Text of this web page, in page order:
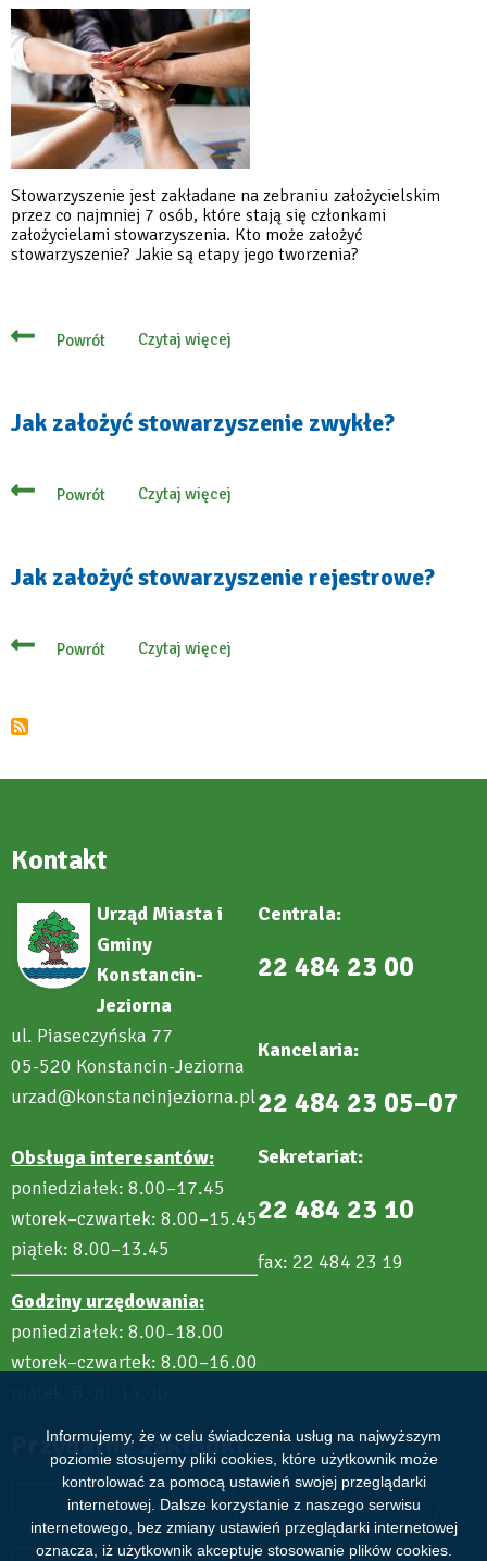
Informujemy, że w celu świadczenia usług na najwyższym
poziomie stosujemy pliki cookies, które użytkownik może
kontrolować za pomocą ustawień swojej przeglądarki
internetowej. Dalsze korzystanie z naszego serwisu
internetowego, bez zmiany ustawień przeglądarki internetowej
oznacza, iż użytkownik akceptuje stosowanie plików cookies.
Stowarzyszenie jest zakładane na zebraniu założycielskim
przez co najmniej 7 osób, które stają się członkami
założycielami stowarzyszenia. Kto może założyć
stowarzyszenie? Jakie są etapy jego tworzenia?
Powrót Czytaj więcej
o
rejestrowe?
Jak założyć stowarzyszenie zwykłe?
Powrót Czytaj więcej
o
zwykłe?
Jak założyć stowarzyszenie rejestrowe?
Powrót Czytaj więcej
o
Kontakt
Urząd Miasta i
Gminy
Konstancin-
Jeziorna
ul. Piaseczyńska 77
05-520 Konstancin-Jeziorna
urzad@konstancinjeziorna.pl
Obsługa interesantów:
poniedziałek: 8.00–17.45
wtorek–czwartek: 8.00–15.45
piątek: 8.00–13.45
Godziny urzędowania:
poniedziałek: 8.00–18.00
wtorek–czwartek: 8.00–16.00
Centrala:
22 484 23 00
Kancelaria:
22 484 23 05–07
Sekretariat:
22 484 23 10
fax: 22 484 23 19
Przydatne zakładki
Aktualności Wydarzenia